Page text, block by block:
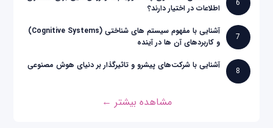
6
اطلاعات در اختیار دارند؟
7
آشنایی با مفهوم سیستم های شناختی (Cognitive Systems)
و کاربردهای آن ها در آینده
8
آشنایی با شرکت‌های پیشرو و تاثیرگذار بر دنیای هوش مصنوعی
مشاهده بیشتر ←